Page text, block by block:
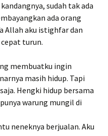
sudah tak ada
ada orang
Allah aku istighfar dan
turun.
membuatku ingin
masih hidup. Tapi
Hengki hidup bersama
warung mungil di
neneknya berjualan. Aku